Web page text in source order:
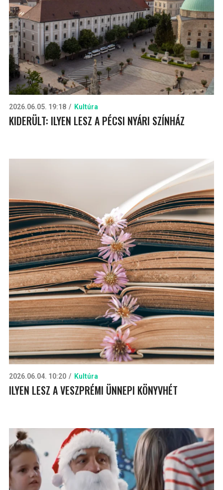
2026.06.05. 19:18 Kultúra
KIDERÜLT: ILYEN LESZ A PÉCSI NYÁRI SZÍNHÁZ
2026.06.04. 10:20 Kultúra
ILYEN LESZ A VESZPRÉMI ÜNNEPI KÖNYVHÉT